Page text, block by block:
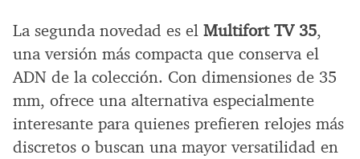
La segunda novedad es el Multifort TV 35,
una versión más compacta que conserva el
ADN de la colección. Con dimensiones de 35
mm, ofrece una alternativa especialmente
interesante para quienes prefieren relojes más
discretos o buscan una mayor versatilidad en